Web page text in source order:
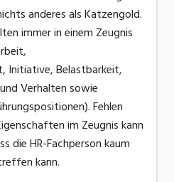
anderes als Katzengold.
immer in einem Zeugnis
Initiative, Belastbarkeit,
Verhalten sowie
Fehlen
im Zeugnis kann
die HR-Fachperson kaum
kann.